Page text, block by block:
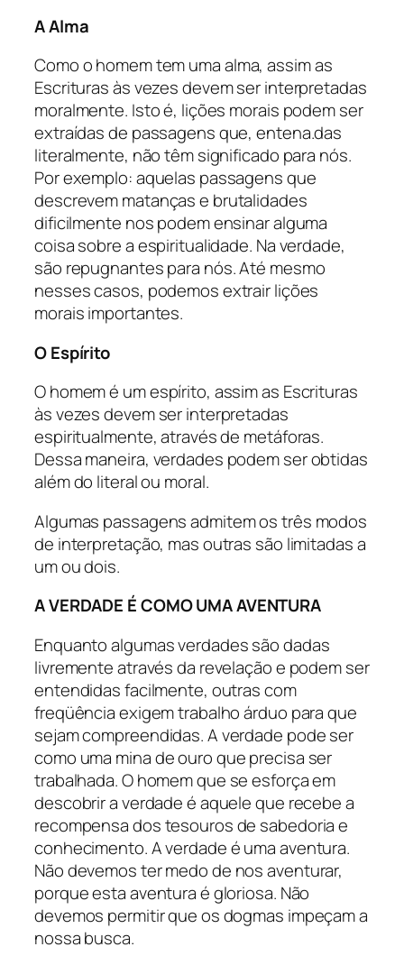
A Alma
Como o homem tem uma alma, assim as
Escrituras às vezes devem ser interpretadas
moralmente. Isto é, lições morais podem ser
extraídas de passagens que, entena.das
literalmente, não têm significado para nós.
Por exemplo: aquelas passagens que
descrevem matanças e brutalidades
dificilmente nos podem ensinar alguma
coisa sobre a espiritualidade. Na verdade,
são repugnantes para nós. Até mesmo
nesses casos, podemos extrair lições
morais importantes.
O Espírito
O homem é um espírito, assim as Escrituras
às vezes devem ser interpretadas
espiritualmente, através de metáforas.
Dessa maneira, verdades podem ser obtidas
além do literal ou moral.
Algumas passagens admitem os três modos
de interpretação, mas outras são limitadas a
um ou dois.
A VERDADE É COMO UMA AVENTURA
Enquanto algumas verdades são dadas
livremente através da revelação e podem ser
entendidas facilmente, outras com
freqüência exigem trabalho árduo para que
sejam compreendidas. A verdade pode ser
como uma mina de ouro que precisa ser
trabalhada. O homem que se esforça em
descobrir a verdade é aquele que recebe a
recompensa dos tesouros de sabedoria e
conhecimento. A verdade é uma aventura.
Não devemos ter medo de nos aventurar,
porque esta aventura é gloriosa. Não
devemos permitir que os dogmas impeçam a
nossa busca.